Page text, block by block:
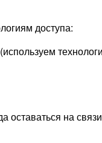
доступа:
(используем
оставаться на